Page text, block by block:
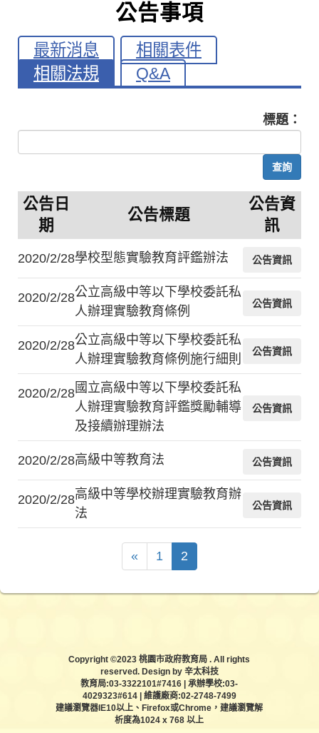
公告事項
最新消息
相關表件
相關法規
Q&A
標題：
公告日
期
公告標題
公告資
訊
2020/2/28學校型態實驗教育評鑑辦法 公告資訊
2020/2/28公立高級中等以下學校委託私
人辦理實驗教育條例
公告資訊
2020/2/28公立高級中等以下學校委託私
人辦理實驗教育條例施行細則
公告資訊
2020/2/28國立高級中等以下學校委託私
人辦理實驗教育評鑑獎勵輔導
及接續辦理辦法
公告資訊
2020/2/28高級中等教育法 公告資訊
2020/2/28高級中等學校辦理實驗教育辦
法
公告資訊
« 1 2
Copyright ©2023 桃園市政府教育局 . All rights
reserved. Design by 辛太科技
教育局:03-3322101#7416 | 承辦學校:03-
4029323#614 | 維護廠商:02-2748-7499
建議瀏覽器IE10以上、Firefox或Chrome，建議瀏覽解
析度為1024 x 768 以上